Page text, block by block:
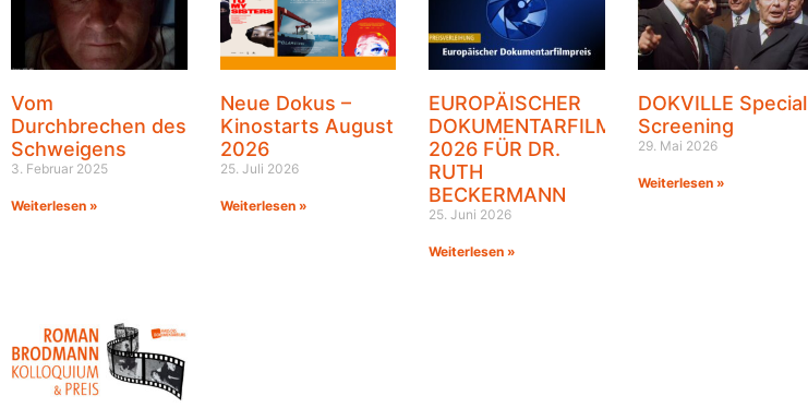
Vom
Durchbrechen des
Schweigens
3. Februar 2025
Weiterlesen »
Neue Dokus –
Kinostarts August
2026
25. Juli 2026
Weiterlesen »
EUROPÄISCHER
DOKUMENTARFILMPREIS
2026 FÜR DR.
RUTH
BECKERMANN
25. Juni 2026
Weiterlesen »
DOKVILLE Special
Screening
29. Mai 2026
Weiterlesen »